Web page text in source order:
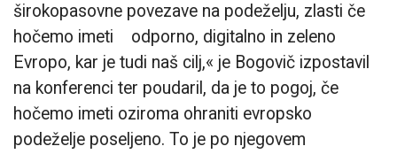
širokopasovne povezave na podeželju, zlasti če
hočemo imeti odporno, digitalno in zeleno
Evropo, kar je tudi naš cilj,« je Bogovič izpostavil
na konferenci ter poudaril, da je to pogoj, če
hočemo imeti oziroma ohraniti evropsko
podeželje poseljeno. To je po njegovem